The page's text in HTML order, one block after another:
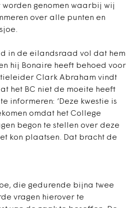
worden genomen waarbij wij
over alle punten en
in de eilandsraad vol dat hem
hij Bonaire heeft behoed voor
Clark Abraham vindt
het BC niet de moeite heeft
informeren: ‘Deze kwestie is
omdat het College
begon te stellen over deze
kon plaatsen. Dat bracht de
die gedurende bijna twee
vragen hierover te